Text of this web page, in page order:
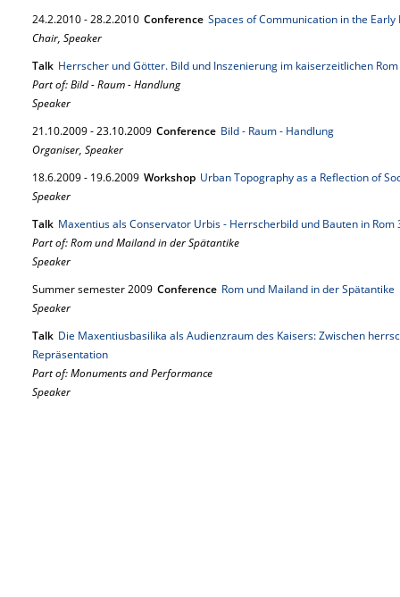
24.2.2010-28.2.2010 Conference Spaces of Communication in the Early
Chair, Speaker
Talk Herrscher und Götter. Bild und Inszenierung im kaiserzeitlichen Rom
Part of: Bild - Raum - Handlung
Speaker
21.10.2009-23.10.2009 Conference Bild - Raum - Handlung
Organiser, Speaker
18.6.2009- 19.6.2009 Workshop Urban Topography as a Reflection of
Speaker
Talk Maxentius als Conservator Urbis - Herrscherbild und Bauten in Rom
Part of: Rom und Mailand in der Spätantike
Speaker
Summer semester 2009 Conference Rom und Mailand in der Spätantike
Speaker
Talk Die Maxentiusbasilika als Audienzraum des Kaisers: Zwischen
Repräsentation
Part of: Monuments and Performance
Speaker